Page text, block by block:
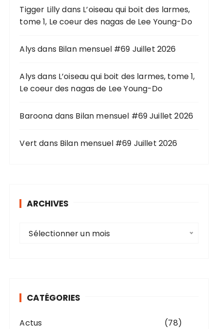
e
p
u
:
Tigger Lillydans L’oiseau qui boit des larmes,
tome 1, Le coeur des nagas de Lee Young-Do
Alys dans Bilan mensuel #69 Juillet 2026
Alys dans L’oiseau qui boit des larmes, tome 1,
Le coeur des nagas de Lee Young-Do
Baroona dans Bilan mensuel #69 Juillet 2026
Vert dans Bilan mensuel #69 Juillet 2026
ARCHIVES
e
Sélectionner un mois
CATÉGORIES
Actus (78)